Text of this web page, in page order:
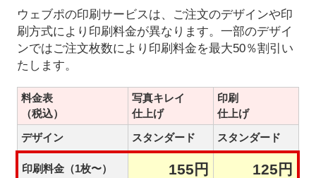
ウェブポの印刷サービスは、ご注文のデザインや印
刷方式により印刷料金が異なります。一部のデザイ
ンではご注文枚数により印刷料金を最大50％割引い
たします。
料金表
（税込）
写真キレイ
仕上げ
印刷
仕上げ
デザイン
スタンダード スタンダード
印刷料金（1枚〜） 155円 125円